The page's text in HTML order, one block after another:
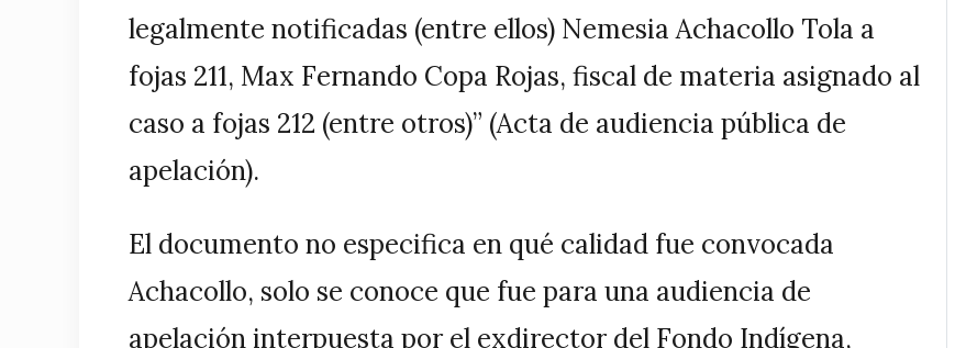
legalmente notificadas (entre ellos) Nemesia Achacollo Tola a
fojas 211, Max Fernando Copa Rojas, fiscal de materia asignado al
caso a fojas 212 (entre otros)” (Acta de audiencia pública de
apelación).
El documento no especifica en qué calidad fue convocada
Achacollo, solo se conoce que fue para una audiencia de
apelación interpuesta por el exdirector del Fondo Indígena,